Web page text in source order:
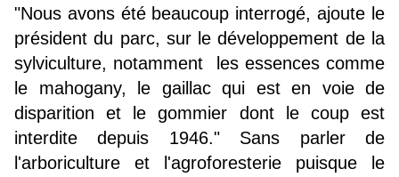
"Nous avons été beaucoup interrogé, ajoute le
président du parc, sur le développement de la
sylviculture, notamment les essences comme
le mahogany, le gaillac qui est en voie de
disparition et le gommier dont le coup est
interdite depuis 1946." Sans parler de
l'arboriculture et l'agroforesterie puisque le